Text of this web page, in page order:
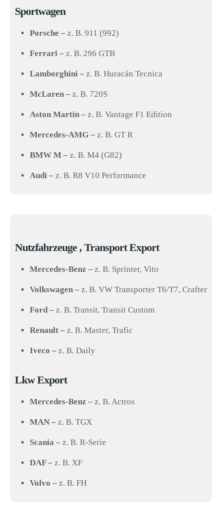
Sportwagen
Porsche – z. B. 911 (992)
Ferrari – z. B. 296 GTB
Lamborghini – z. B. Huracán Tecnica
McLaren – z. B. 720S
Aston Martin – z. B. Vantage F1 Edition
Mercedes-AMG – z. B. GT R
BMW M – z. B. M4 (G82)
Audi – z. B. R8 V10 Performance
Nutzfahrzeuge , Transport Export
Mercedes-Benz – z. B. Sprinter, Vito
Volkswagen – z. B. VW Transporter T6/T7, Crafter
Ford – z. B. Transit, Transit Custom
Renault – z. B. Master, Trafic
Iveco – z. B. Daily
Lkw Export
Mercedes-Benz – z. B. Actros
MAN – z. B. TGX
Scania – z. B. R-Serie
DAF – z. B. XF
Volvo – z. B. FH